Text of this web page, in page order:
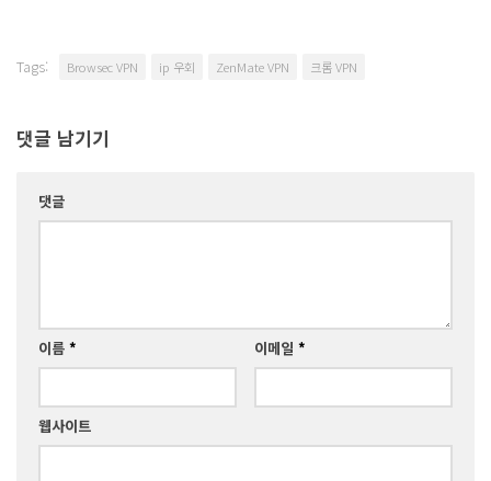
Tags: Browsec VPN ip 우회 ZenMate VPN 크롬 VPN
댓글 남기기
댓글
이름 * 이메일 *
웹사이트